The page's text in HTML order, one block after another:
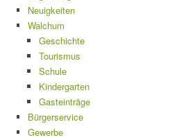
Neuigkeiten
Walchum
Geschichte
Tourismus
Schule
Kindergarten
Gasteinträge
Bürgerservice
Gewerbe